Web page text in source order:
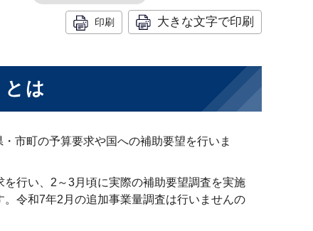
印刷 大きな文字で印刷
は
市町の予算要求や国への補助要望を行いま
行い、2～3月頃に実際の補助要望調査を実施
令和7年2月の追加事業量調査は行いませんの